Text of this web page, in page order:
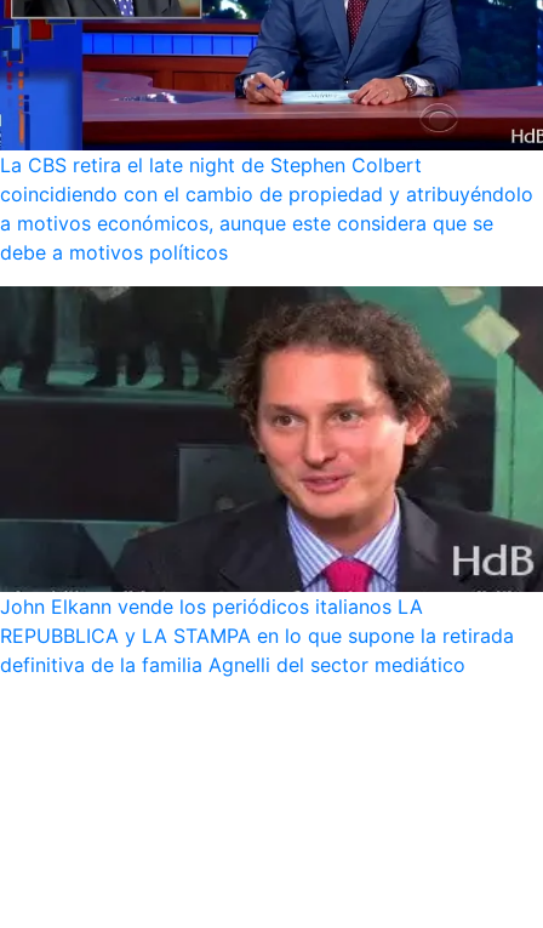
La CBS retira el late night de Stephen Colbert
coincidiendo con el cambio de propiedad y atribuyéndolo
a motivos económicos, aunque este considera que se
debe a motivos políticos
John Elkann vende los periódicos italianos LA
REPUBBLICA y LA STAMPA en lo que supone la retirada
definitiva de la familia Agnelli del sector mediático